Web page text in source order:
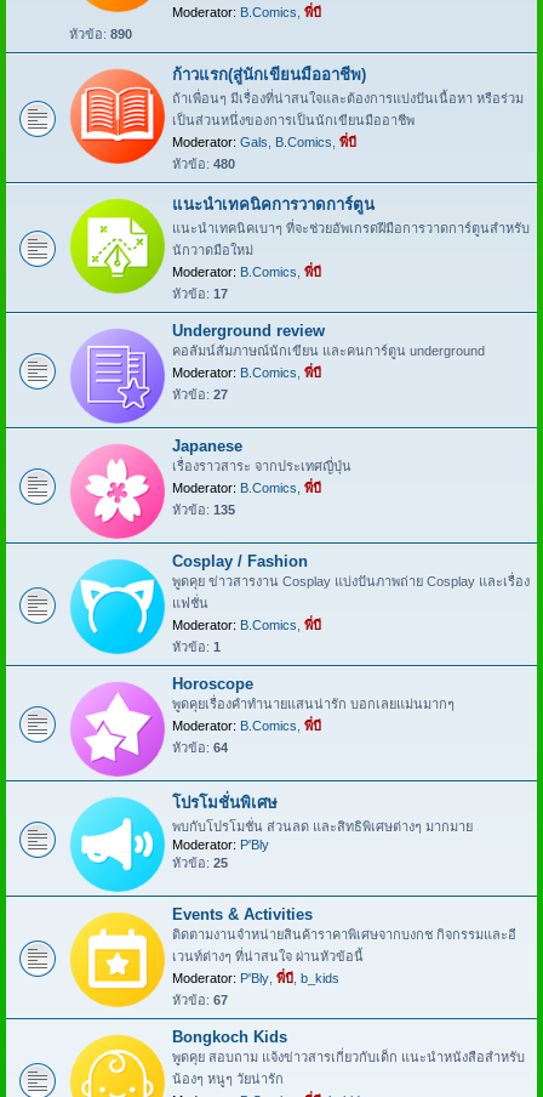
Moderator: B.Comics พี่บี
หัวข้อ: 890
ก้าวแรก(สู่นักเขียนมืออาชีพ)
ถ้าเพื่อนๆ มีเรื่องที่น่าสนใจและต้องการแบ่งปันเนื้อหา หรือร่วม
เป็นส่วนหนึ่งของการเป็นนักเขียนมืออาชีพ
Moderator: Gals B.Comics พี่บี
หัวข้อ: 480
แนะนำเทคนิคการวาดการ์ตูน
แนะนำเทคนิคเบาๆ ที่จะช่วยอัพเกรดฝีมือการวาดการ์ตูนสำหรับ
นักวาดมือใหม่
Moderator: B.Comics พี่บี
หัวข้อ: 17
Underground review
คอลัมน์สัมภาษณ์นักเขียน และคนการ์ตูน underground
Moderator: B.Comics พี่บี
หัวข้อ: 27
Japanese
เรื่องราวสาระ จากประเทศญี่ปุ่น
Moderator: B.Comics พี่บี
หัวข้อ: 135
Cosplay / Fashion
พูดคุย ข่าวสารงาน Cosplay แบ่งปันภาพถ่าย Cosplay และเรื่อง
แฟชั่น
Moderator: B.Comics พี่บี
หัวข้อ: 1
Horoscope
พูดคุยเรื่องคำทำนายแสนน่ารัก บอกเลยแม่นมากๆ
Moderator: B.Comics พี่บี
หัวข้อ: 64
โปรโมชั่นพิเศษ
พบกับโปรโมชั่น ส่วนลด และสิทธิพิเศษต่างๆ มากมาย
Moderator: P'Bly
หัวข้อ: 25
Events & Activities
ติดตามงานจำหน่ายสินค้าราคาพิเศษจากบงกช กิจกรรมและอี
เวนท์ต่างๆ ที่น่าสนใจ ผ่านหัวข้อนี้
Moderator: P'Bly พี่บี b_kids
หัวข้อ: 67
Bongkoch Kids
พูดคุย สอบถาม แจ้งข่าวสารเกี่ยวกับเด็ก แนะนำหนังสือสำหรับ
น้องๆ หนูๆ วัยน่ารัก